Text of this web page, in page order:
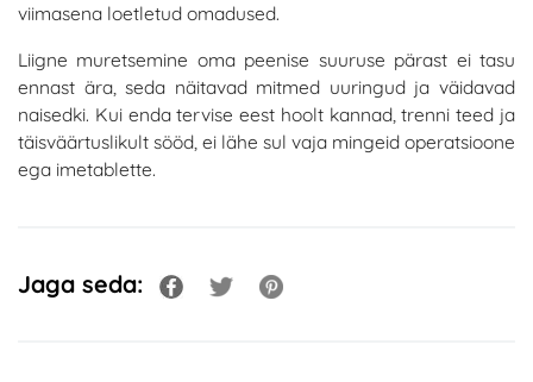
viimasena loetletud omadused.
Liigne muretsemine oma peenise suuruse pärast ei tasu
ennast ära, seda näitavad mitmed uuringud ja väidavad
naisedki. Kui enda tervise eest hoolt kannad, trenni teed ja
täisväärtuslikult sööd, ei lähe sul vaja mingeid operatsioone
ega imetablette.
Jaga seda: